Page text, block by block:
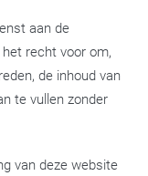
aan de
recht voor om,
de inhoud van
te vullen zonder
van deze website